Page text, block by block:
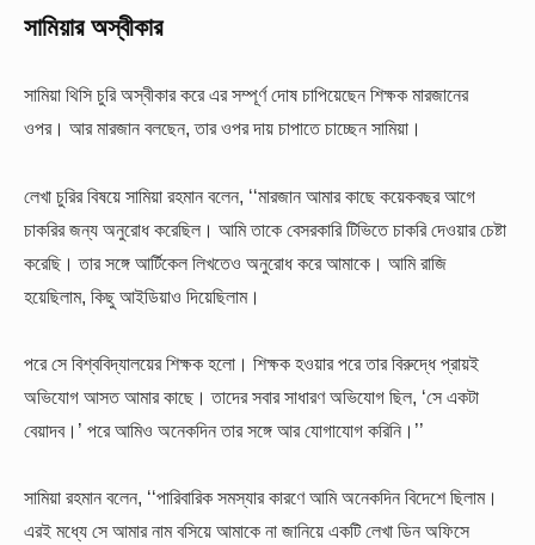
সামিয়ার অস্বীকার
সামিয়া থিসি চুরি অস্বীকার করে এর সম্পূর্ণ দোষ চাপিয়েছেন শিক্ষক মারজানের
ওপর। আর মারজান বলছেন, তার ওপর দায় চাপাতে চাচ্ছেন সামিয়া।
লেখা চুরির বিষয়ে সামিয়া রহমান বলেন, ‘‘মারজান আমার কাছে কয়েকবছর আগে
চাকরির জন্য অনুরোধ করেছিল। আমি তাকে বেসরকারি টিভিতে চাকরি দেওয়ার চেষ্টা
করেছি। তার সঙ্গে আর্টিকেল লিখতেও অনুরোধ করে আমাকে। আমি রাজি
হয়েছিলাম, কিছু আইডিয়াও দিয়েছিলাম।
পরে সে বিশ্ববিদ্যালয়ের শিক্ষক হলো। শিক্ষক হওয়ার পরে তার বিরুদ্ধে প্রায়ই
অভিযোগ আসত আমার কাছে। তাদের সবার সাধারণ অভিযোগ ছিল, ‘সে একটা
বেয়াদব।’ পরে আমিও অনেকদিন তার সঙ্গে আর যোগাযোগ করিনি।’’
সামিয়া রহমান বলেন, ‘‘পারিবারিক সমস্যার কারণে আমি অনেকদিন বিদেশে ছিলাম।
এরই মধ্যে সে আমার নাম বসিয়ে আমাকে না জানিয়ে একটি লেখা ডিন অফিসে